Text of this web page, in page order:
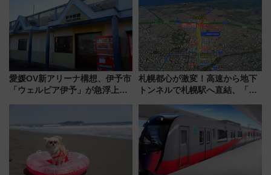
愛媛OV新アリーナ構想、伊予市
「ウェルピア伊予」が急浮上！
札幌都心が激変！高速から地下
トンネルで札幌駅へ直結、「創
から本格着工、延長4.8km整備
事業の全貌